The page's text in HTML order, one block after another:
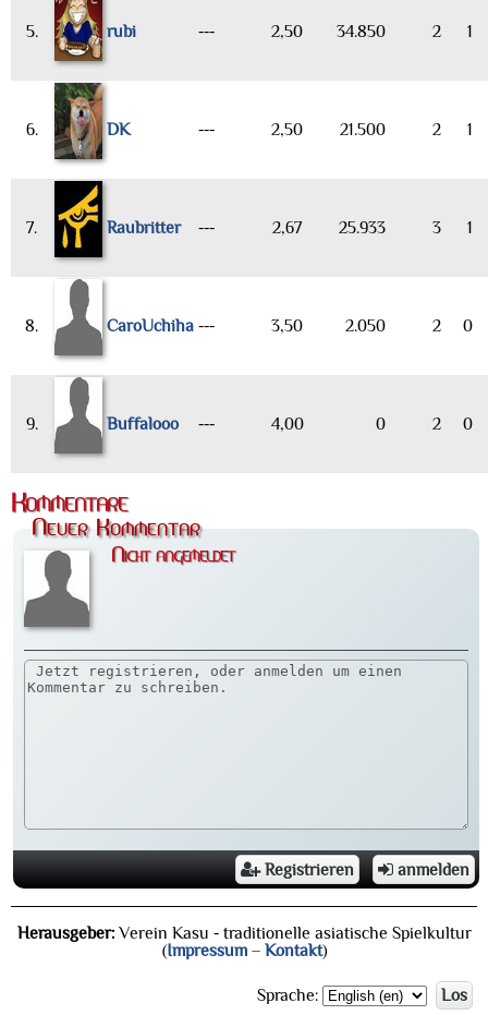
5. rubi --- 2,50 34.850 2 1
6. DK --- 2,50 21.500 2 1
7. Raubritter --- 2,67 25.933 3 1
8. CaroUchiha --- 3,50 2.050 2 0
9. Buffalooo --- 4,00 0 2 0
Kommentare
Neuer Kommentar
Nicht angemeldet
Registrieren anmelden
Herausgeber:Verein Kasu - traditionelle asiatische Spielkultur
(Impressum– Kontakt)
Sprache:
Los